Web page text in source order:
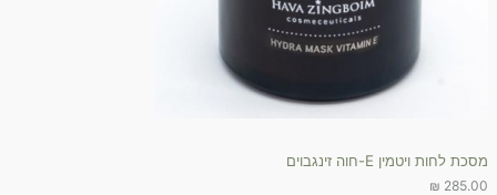
מסכת לחות ויטמין E-חוה זינגבוים
285.00
₪